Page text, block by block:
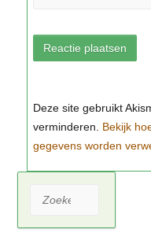
Bekijk
gegevens worden
Zoeken